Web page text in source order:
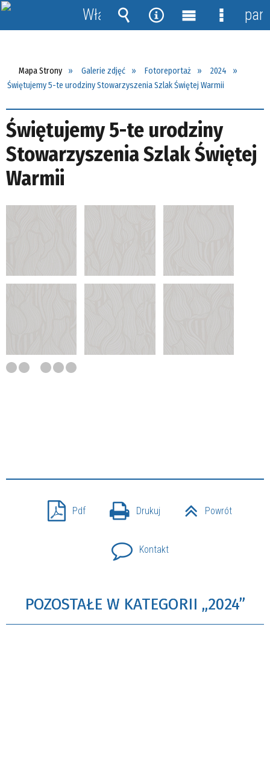
Mapa Strony Galerie zdjęć Fotoreportaż
2024
Świętujemy 5-te urodziny Stowarzyszenia Szlak Świętej Warmii
Świętujemy 5-te urodziny
Stowarzyszenia Szlak Świętej
Warmii
Pdf Drukuj Powrót
Kontakt
POZOSTAŁE W KATEGORII „2024”
Włącz
powiadomienia
Wyszukiwarka
Narzędzia
MenuMenu